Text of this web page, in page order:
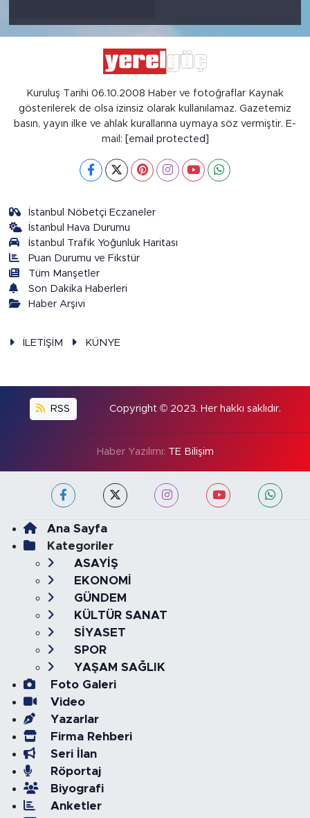
Kuruluş Tarihi 06.10.2008 Haber ve fotoğraflar Kaynak
gösterilerek de olsa izinsiz olarak kullanılamaz. Gazetemiz
basın, yayın ilke ve ahlak kurallarına uymaya söz vermiştir. E-
mail: [email protected]
İstanbul Nöbetçi Eczaneler
İstanbul Hava Durumu
İstanbul Trafik Yoğunluk Haritası
Puan Durumu ve Fikstür
Tüm Manşetler
Son Dakika Haberleri
Haber Arşivi
İLETİŞİM KÜNYE
RSS Copyright © 2023. Her hakkı saklıdır.
Haber Yazılımı: TE Bilişim
Ana Sayfa
Kategoriler
ASAYİŞ
EKONOMİ
GÜNDEM
KÜLTÜR SANAT
SİYASET
SPOR
YAŞAM SAĞLIK
Foto Galeri
Video
Yazarlar
Firma Rehberi
Seri İlan
Röportaj
Biyografi
Anketler